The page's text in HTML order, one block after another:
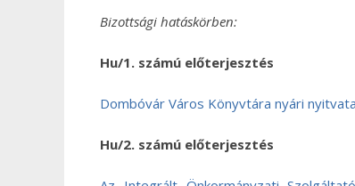
Bizottsági hatáskörben:
Hu/1. számú előterjesztés
Dombóvár Város Könyvtára nyári
Hu/2. számú előterjesztés